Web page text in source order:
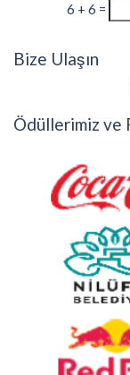
6 + 6 =
Bize Ulaşın
Ödüllerimiz ve